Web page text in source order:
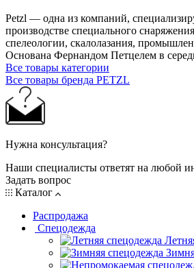
Petzl — одна из компаний,
производстве специального
спелеологии, скалолазания,
Основана Фернандом Петцелем в
Все товары категории
Все товары бренда PETZL
Нужна консультация?
Наши специалисты ответят на любой
Задать вопрос
Каталог
Распродажа
Спецодежда